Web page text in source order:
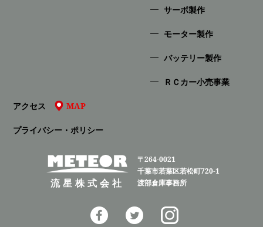
サーボ製作
モーター製作
バッテリー製作
ＲＣカー小売事業
アクセス MAP
プライバシー・ポリシー
流星株式会社
〒264-0021
千葉市若葉区若松町720-1
渡部倉庫事務所